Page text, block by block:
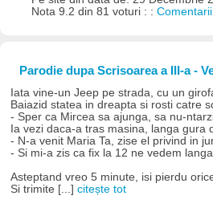
Nota 9.2 din 81 voturi : :
Parodie dupa Scrisoarea a III-a -
Iata vine-un Jeep pe strada, cu un
Baiazid statea in dreapta si rosti catre
- Sper ca Mircea sa ajunga, sa nu-
Ia vezi daca-a tras masina, langa gura
- N-a venit Maria Ta, zise el privind in
- Si mi-a zis ca fix la 12 ne vedem
Asteptand vreo 5 minute, isi pierdu
Si trimite [...]citește tot